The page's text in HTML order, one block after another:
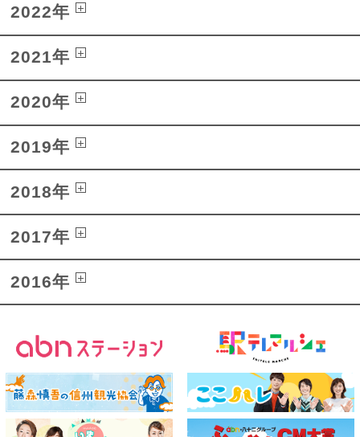
2022年
2021年
2020年
2019年
2018年
2017年
2016年